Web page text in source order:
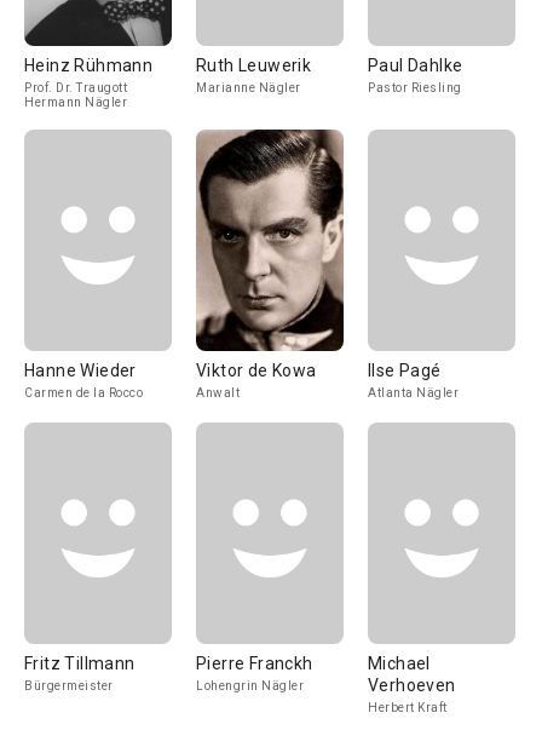
Heinz Rühmann
Prof. Dr. Traugott
Hermann Nägler
Ruth Leuwerik
Marianne Nägler
Paul Dahlke
Pastor Riesling
Hanne Wieder
Carmen de la Rocco
Viktor de Kowa
Anwalt
Ilse Pagé
Atlanta Nägler
Fritz Tillmann
Bürgermeister
Pierre Franckh
Lohengrin Nägler
Michael
Verhoeven
Herbert Kraft